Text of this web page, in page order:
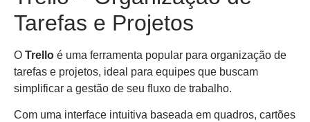
Tarefas e Projetos
O Trello é uma ferramenta popular para organização de
tarefas e projetos, ideal para equipes que buscam
simplificar a gestão de seu fluxo de trabalho.
Com uma interface intuitiva baseada em quadros, cartões